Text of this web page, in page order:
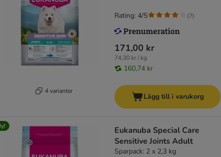
4 varianter
171,00 kr
74,30 kr / kg
160,74 kr
Rating: 4/5 (7)
Lägg till i varukorg
Eukanuba Special Care
Sensitive Joints Adult
Sparpack: 2 x 2,3 kg